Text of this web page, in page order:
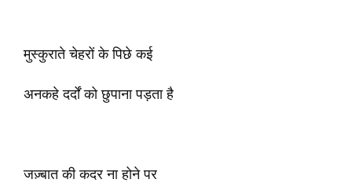
मुस्कुराते चेहरों के पिछे कई
अनकहे दर्दों को छुपाना पड़ता है
जज़्बात की कदर ना होने पर